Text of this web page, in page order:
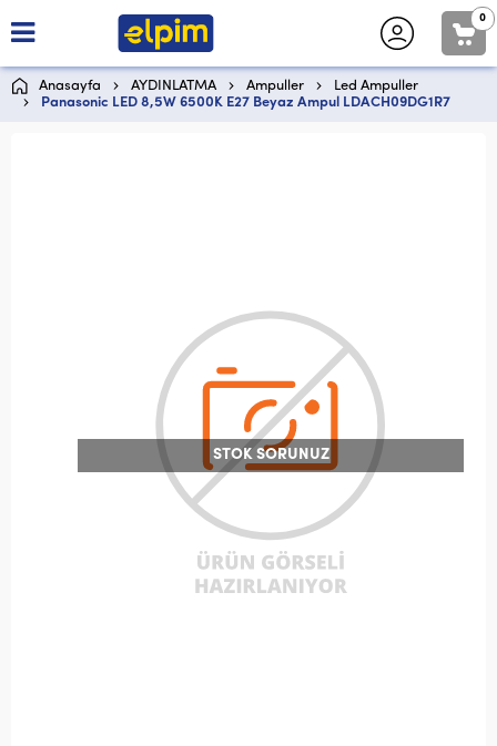
0
Anasayfa AYDINLATMA Ampuller
Led Ampuller
Panasonic LED 8,5W 6500K E27 Beyaz Ampul LDACH09DG1R7
STOK SORUNUZ